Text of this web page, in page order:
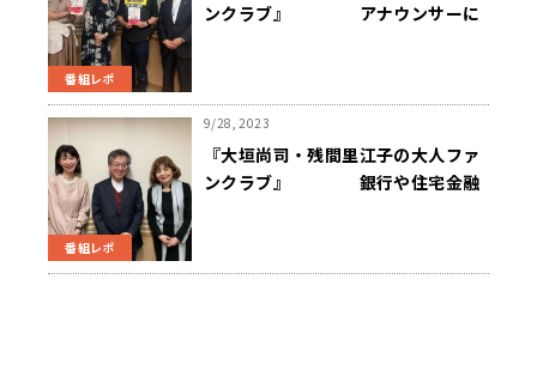
番組レポ
ンクラブ』 アナウンサーに
番組レポ
9/28, 2023
『大垣尚司・残間里江子の大人ファ
ンクラブ』 銀行や住宅金融